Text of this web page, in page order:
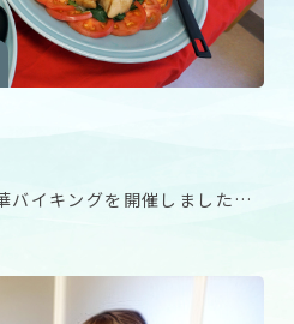
バイキングを開催しました。